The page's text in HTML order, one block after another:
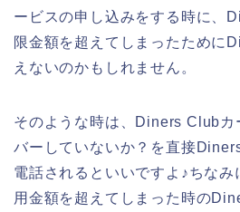
ービスの申し込みをする時に、
限金額を超えてしまったために
えないのかもしれません。
そのような時は、Diners Clubカ
バーしていないか？を直接
電話されるといいですよ♪ちなみ
用金額を超えてしまった時の